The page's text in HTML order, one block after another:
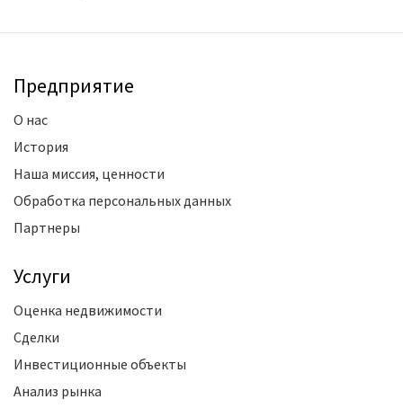
Предприятие
О нас
История
Наша миссия, ценности
Обработка персональных данных
Партнеры
Услуги
Оценка недвижимости
Сделки
Инвестиционные объекты
Анализ рынка